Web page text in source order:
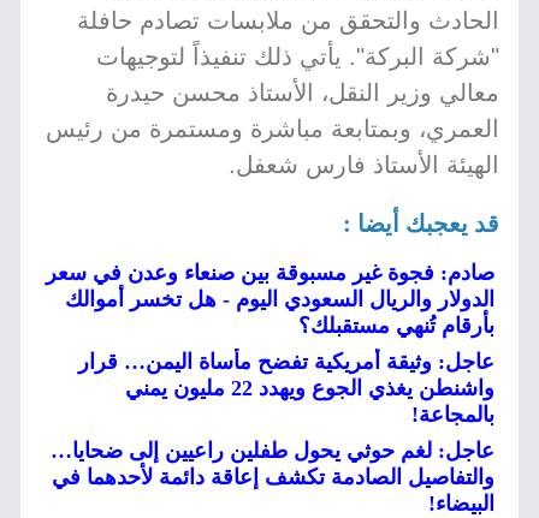
الحادث والتحقق من ملابسات تصادم حافلة
"شركة البركة". يأتي ذلك تنفيذاً لتوجيهات
معالي وزير النقل، الأستاذ محسن حيدرة
العمري، وبمتابعة مباشرة ومستمرة من رئيس
الهيئة الأستاذ فارس شعفل.
قد يعجبك أيضا :
صادم: فجوة غير مسبوقة بين صنعاء وعدن في سعر
الدولار والريال السعودي اليوم - هل تخسر أموالك
بأرقام تُنهي مستقبلك؟
عاجل: وثيقة أمريكية تفضح مأساة اليمن… قرار
واشنطن يغذي الجوع ويهدد 22 مليون يمني
بالمجاعة!
عاجل: لغم حوثي يحول طفلين راعيين إلى ضحايا…
والتفاصيل الصادمة تكشف إعاقة دائمة لأحدهما في
البيضاء!